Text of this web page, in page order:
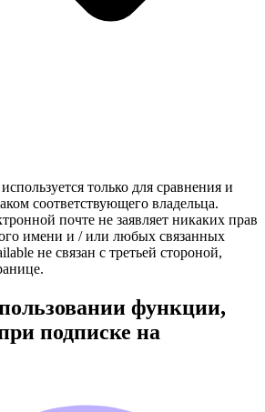
только для сравнения и
соответствующего владельца.
почте не заявляет никаких прав
имени и / или любых связанных
не связан с третьей стороной,
функции,
подписке на